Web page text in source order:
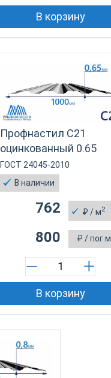
В корзину
Профнастил С21
оцинкованный 0.65
ГОСТ 24045-2010
В наличии
₽ / м2
762
₽ / пог.м
800
В корзину